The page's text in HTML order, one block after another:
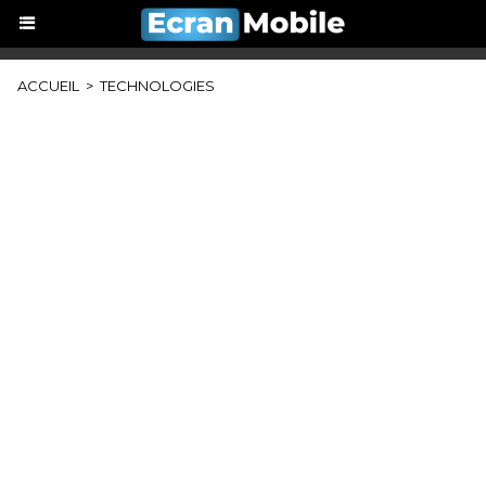
ACCUEIL > TECHNOLOGIES